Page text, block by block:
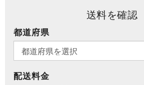
送料を確認
都道府県
配送料金